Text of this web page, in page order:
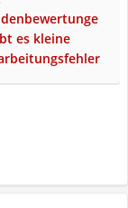
es kleine